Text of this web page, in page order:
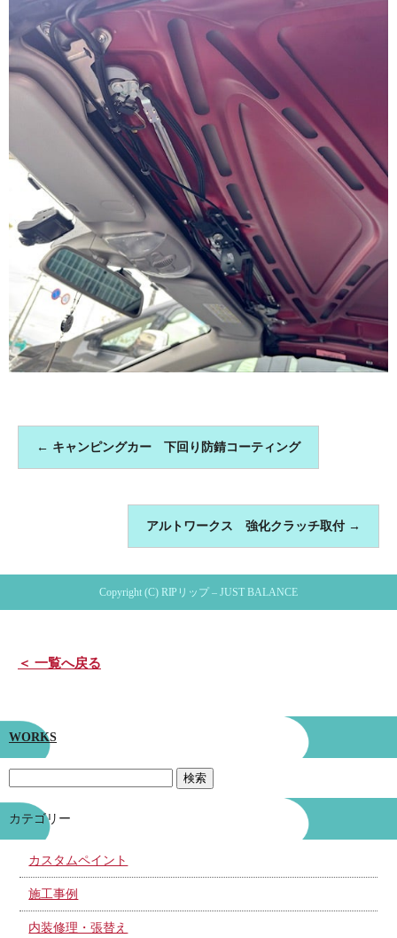
← キャンピングカー 下回り防錆コーティング
アルトワークス 強化クラッチ取付 →
Copyright (C) RIPリップ – JUST BALANCE
＜ 一覧へ戻る
WORKS
カテゴリー
カスタムペイント
施工事例
内装修理・張替え